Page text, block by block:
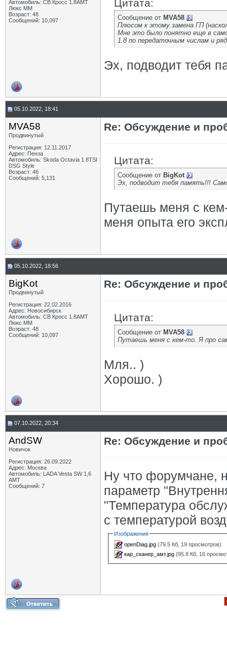
Автомобиль: СВ Кросс 1.8АМТ
Люкс ММ
Возраст: 48
Сообщений: 10,097
Цитата:
Сообщение от MVA58
Плюсом к этому замена ГП
Мне это было понятно еще в
1.8 по передаточным числам и
Эх, подводит тебя
05.10.2022, 18:41
MVA58
Продвинутый
Регистрация: 12.11.2017
Адрес: Пенза
Автомобиль: Skoda Octavia 1.8TSI
DSG Style
Возраст: 46
Сообщений: 5,131
Re: Обсуждение и
Цитата:
Сообщение от BigKot
Эх, подводит тебя память!!!
Путаешь меня с
меня опыта его
05.10.2022, 18:56
BigKot
Продвинутый
Регистрация: 22.02.2016
Адрес: Новосибирск
Автомобиль: СВ Кросс 1.8АМТ
Люкс ММ
Возраст: 48
Сообщений: 10,097
Re: Обсуждение и
Цитата:
Сообщение от MVA58
Путаешь меня с кем-то. Я про
Мля.. )
Хорошо. )
07.10.2022, 20:34
AndSW
Новичок
Регистрация: 26.09.2022
Адрес: Москва
Автомобиль: LADA Vesta SW 1,6
АМТ
Сообщений: 7
Re: Обсуждение и
Ну что форумчане,
параметр
"Температура
с температурой
Изображения
openDiag.jpg (79.5 Кб, 19 просмотров)
кар_сканер_амт.jpg (95.8 Кб, 16